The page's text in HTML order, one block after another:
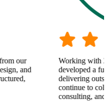
Working with Zazitex has been
developed a fully custom online
delivering outstanding quality
continue to collaborate with
consulting, and we’re extremely